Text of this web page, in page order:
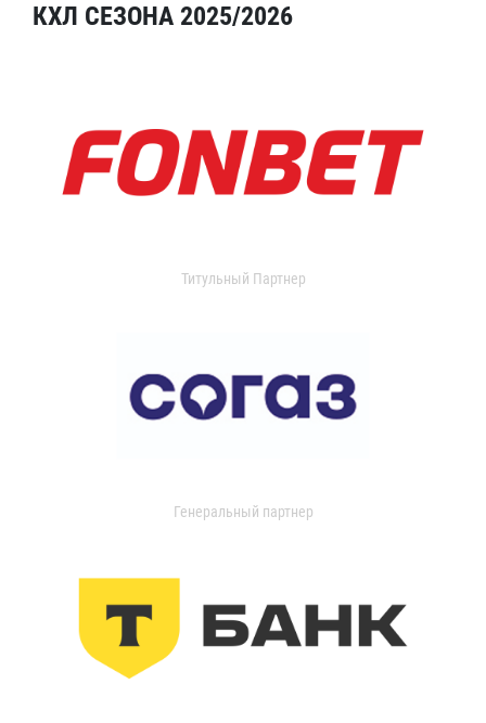
КХЛ СЕЗОНА 2025/2026
Титульный Партнер
Генеральный партнер